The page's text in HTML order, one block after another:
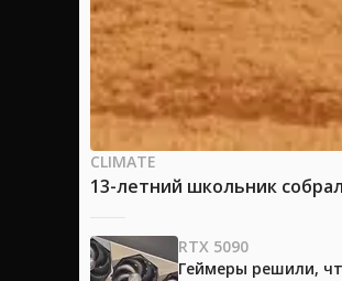
CLIMATE
13-летний школьник
RTX 5090
Геймеры решили,